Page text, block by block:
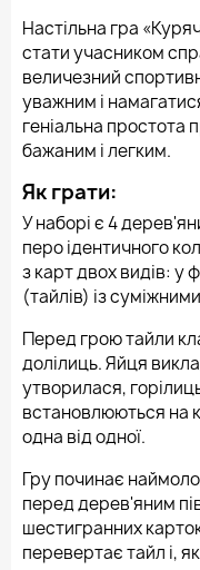
Настільна гра
стати учасником
величезний
уважним і
геніальна простота
бажаним і легким.
Як грати:
У наборі є 4
перо ідентичного
з карт двох видів: у
(тайлів) із
Перед грою тайли
долілиць. Яйця
утворилася,
встановлюються на
одна від одної.
Гру починає
перед дерев'яним
шестигранних
перевертає тайл і,